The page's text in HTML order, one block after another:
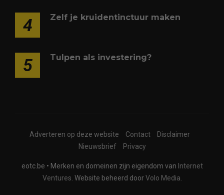
4 Zelf je kruidentinctuur maken
5 Tulpen als investering?
Adverteren op deze website Contact
Disclaimer
Nieuwsbrief
Privacy
eotc.be • Merken en domeinen zijn eigendom van Internet
Ventures. Website beheerd doorVolo Media.